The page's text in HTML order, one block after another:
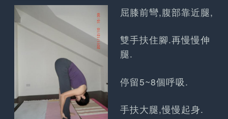
屈膝前彎,腹部靠近腿,
雙手扶住腳.再慢慢伸
腿.
停留5~8個呼吸.
手扶大腿,慢慢起身.